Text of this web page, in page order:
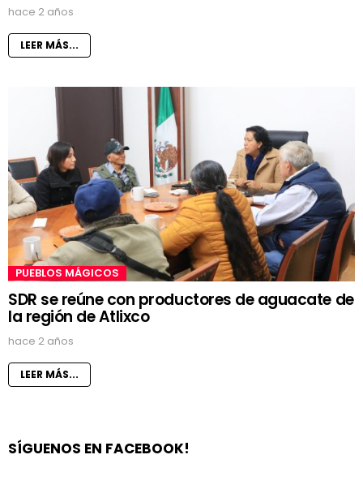
hace 2 años
LEER MÁS...
PUEBLOS MÁGICOS
SDR se reúne con productores de aguacate de
la región de Atlixco
hace 2 años
LEER MÁS...
SÍGUENOS EN FACEBOOK!